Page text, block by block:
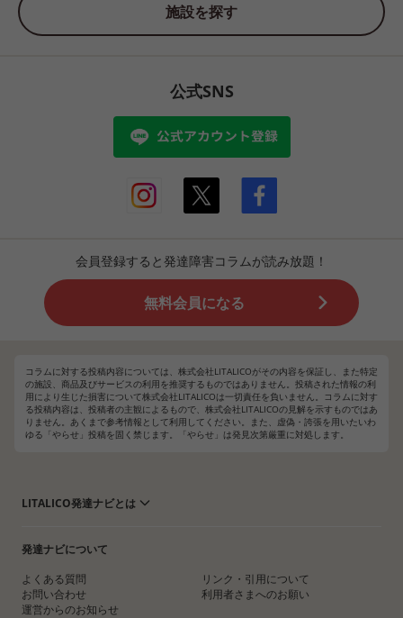
施設を探す
公式SNS
会員登録すると発達障害コラムが読み放題！
無料会員になる
コラムに対する投稿内容については、株式会社LITALICOがその内容を保証し、また特定
の施設、商品及びサービスの利用を推奨するものではありません。投稿された情報の利
用により生じた損害について株式会社LITALICOは一切責任を負いません。コラムに対す
る投稿内容は、投稿者の主観によるもので、株式会社LITALICOの見解を示すものではあ
りません。あくまで参考情報として利用してください。また、虚偽・誇張を用いたいわ
ゆる「やらせ」投稿を固く禁じます。「やらせ」は発見次第厳重に対処します。
LITALICO発達ナビとは
発達ナビについて
よくある質問
お問い合わせ
運営からのお知らせ
リンク・引用について
利用者さまへのお願い